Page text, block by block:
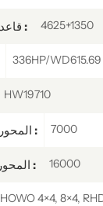
قاعدة العجلات (مم) : 4625+1350
336HP/WD615.69
HW19710
المحور الأمامي (كجم) : 7000
المحور الخلفي (كجم) : 16000
HOWO 4×4, 8×4,